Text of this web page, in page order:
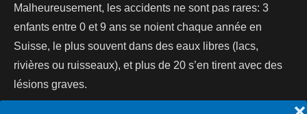
Malheureusement, les accidents ne sont pas rares: 3
enfants entre 0 et 9 ans se noient chaque année en
Suisse, le plus souvent dans des eaux libres (lacs,
rivières ou ruisseaux), et plus de 20 s’en tirent avec des
lésions graves.